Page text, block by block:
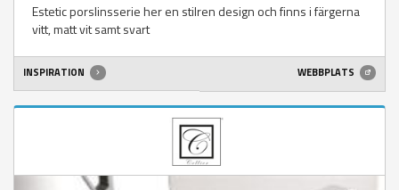
Estetic porslinsserie her en stilren design och finns i färgerna
vitt, matt vit samt svart
INSPIRATION WEBBPLATS